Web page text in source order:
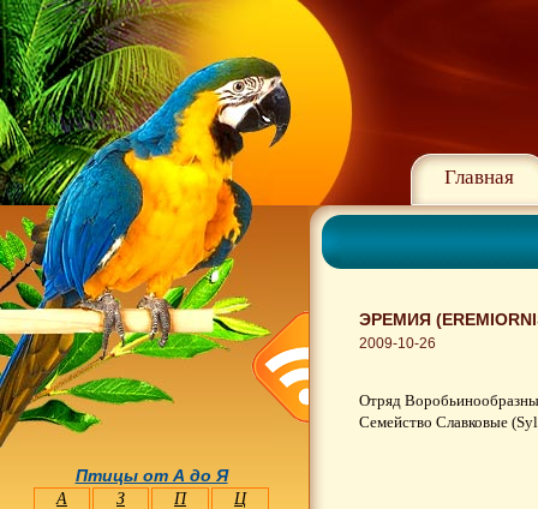
Главная
ЭРЕМИЯ
2009-10-26
Отряд
Семейство Славковые
Птицы от А до Я
А З П
Ц